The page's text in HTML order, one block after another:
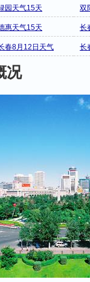
园天气15天 双
惠天气15天 长
春8月12日天气 长
况